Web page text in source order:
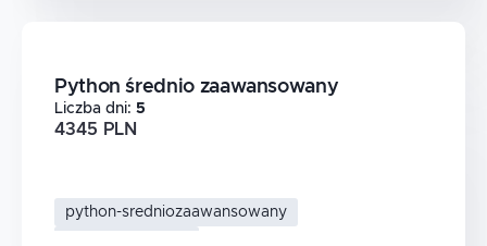
Python średnio zaawansowany
Liczba dni: 5
4345 PLN
python-sredniozaawansowany